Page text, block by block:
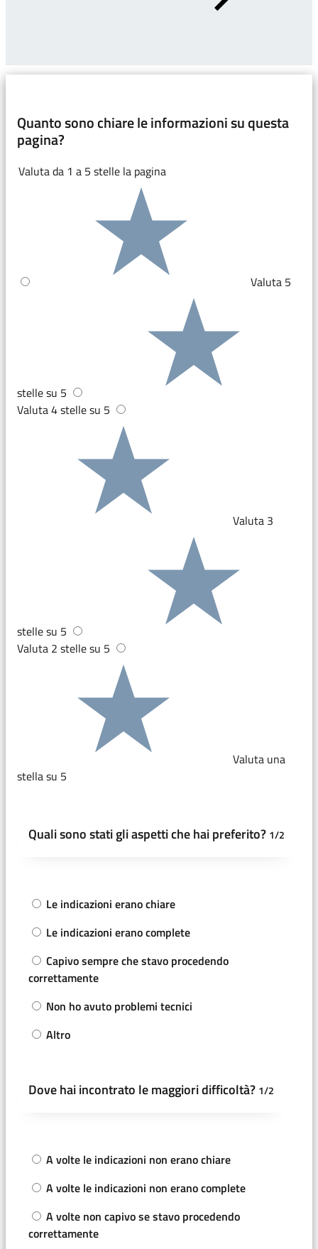
Quanto sono chiare le informazioni su questa
pagina?
Valuta da 1 a 5 stelle la pagina
Valuta 5
stelle su 5
Valuta 4 stelle su 5
Valuta 3
stelle su 5
Valuta 2 stelle su 5
Valuta una
stella su 5
Quali sono stati gli aspetti che hai preferito? 1/2
Le indicazioni erano chiare
Le indicazioni erano complete
Capivo sempre che stavo procedendo
correttamente
Non ho avuto problemi tecnici
Altro
Dove hai incontrato le maggiori difficoltà? 1/2
A volte le indicazioni non erano chiare
A volte le indicazioni non erano complete
A volte non capivo se stavo procedendo
correttamente